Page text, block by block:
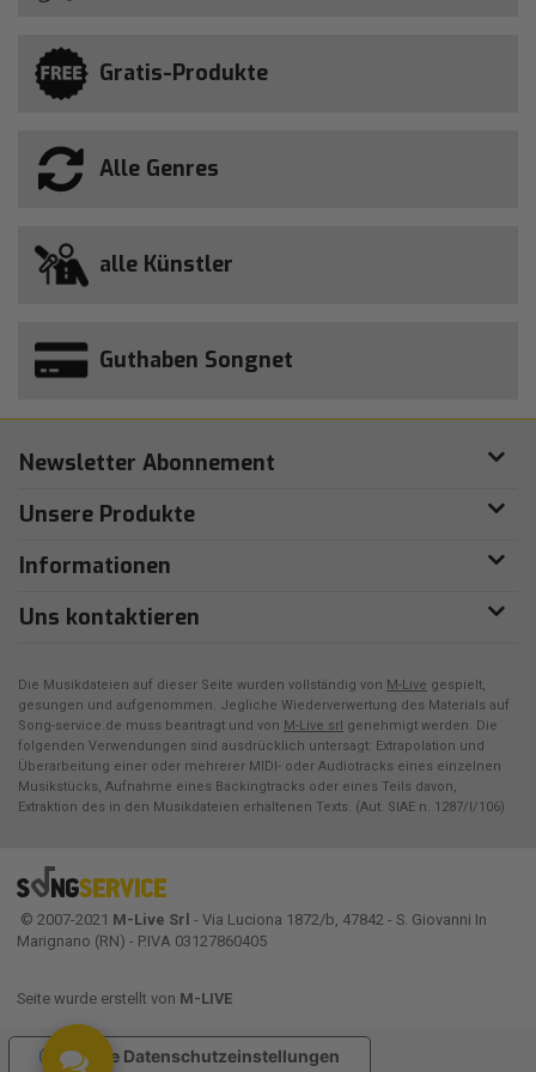
Gratis-Produkte
Alle Genres
alle Künstler
Guthaben Songnet
Newsletter Abonnement
Unsere Produkte
Informationen
Uns kontaktieren
Die Musikdateien auf dieser Seite wurden vollständig von M-Live gespielt,
gesungen und aufgenommen. Jegliche Wiederverwertung des Materials auf
Song-service.de muss beantragt und von M-Live srl genehmigt werden. Die
folgenden Verwendungen sind ausdrücklich untersagt: Extrapolation und
Überarbeitung einer oder mehrerer MIDI- oder Audiotracks eines einzelnen
Musikstücks, Aufnahme eines Backingtracks oder eines Teils davon,
Extraktion des in den Musikdateien erhaltenen Texts. (Aut. SIAE n. 1287/I/106)
© 2007-2021 M-Live Srl - Via Luciona 1872/b, 47842 - S. Giovanni In
Marignano (RN) - P.IVA 03127860405
Seite wurde erstellt von M-LIVE
Ihre Datenschutzeinstellungen